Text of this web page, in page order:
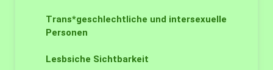
Trans*geschlechtliche und intersexuelle
Personen
Lesbsiche Sichtbarkeit